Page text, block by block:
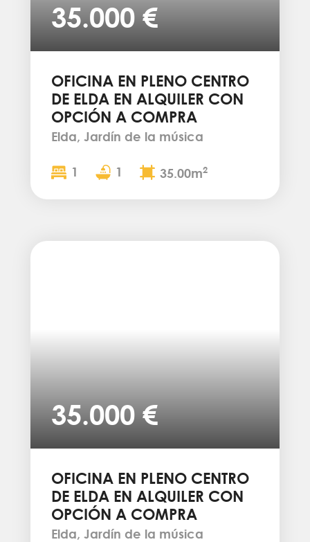
35.000 €
OFICINA EN PLENO CENTRO
DE ELDA EN ALQUILER CON
OPCIÓN A COMPRA
Elda, Jardín de la música
1 1 35.00m2
35.000 €
OFICINA EN PLENO CENTRO
DE ELDA EN ALQUILER CON
OPCIÓN A COMPRA
Elda, Jardín de la música